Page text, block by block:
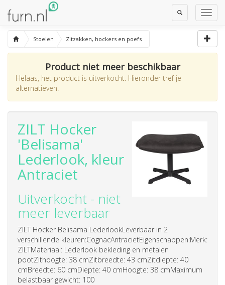
Toggle
Search
Stoelen Zitzakken, hockers en poefs
Product niet meer beschikbaar
Helaas, het product is uitverkocht. Hieronder tref je
alternatieven.
ZILT Hocker
'Belisama'
Lederlook, kleur
Antraciet
Uitverkocht - niet
meer leverbaar
ZILT Hocker Belisama LederlookLeverbaar in 2
verschillende kleuren:CognacAntracietEigenschappen:Merk:
ZILTMateriaal: Lederlook bekleding en metalen
pootZithoogte: 38 cmZitbreedte: 43 cmZitdiepte: 40
cmBreedte: 60 cmDiepte: 40 cmHoogte: 38 cmMaximum
belastbaar gewicht: 100